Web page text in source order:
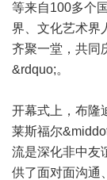
等来自100多个
界、文化艺术界
齐聚一堂，共同
&rdquo;。
开幕式上，布隆
莱斯福尔
流是深化非中友
供了面对面沟通